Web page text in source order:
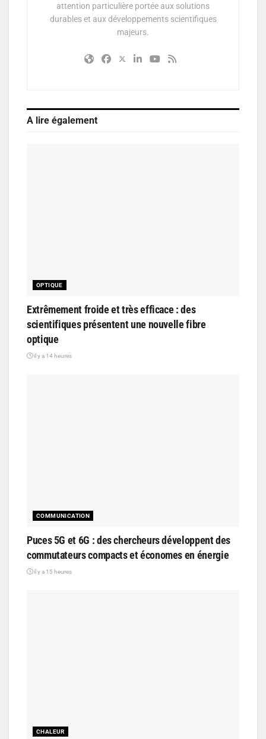
attention particulière portée aux solutions
durables et aux développements scientifiques
majeurs.
A lire également
OPTIQUE
Extrêmement froide et très efficace : des
scientifiques présentent une nouvelle fibre
optique
il y a 14 heures
COMMUNICATION
Puces 5G et 6G : des chercheurs développent des
commutateurs compacts et économes en énergie
il y a 15 heures
CHALEUR